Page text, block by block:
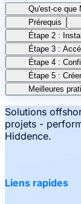
Qu'est-ce que
Prérequis
Étape 2 :
Étape 3 :
Étape 4 :
Étape 5 :
Meilleures
Solutions
projets -
Hiddence.
Liens rapides